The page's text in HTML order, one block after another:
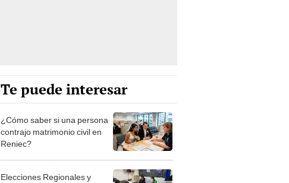
Te puede interesar
¿Cómo saber si una persona
contrajo matrimonio civil en
Reniec?
Elecciones Regionales y